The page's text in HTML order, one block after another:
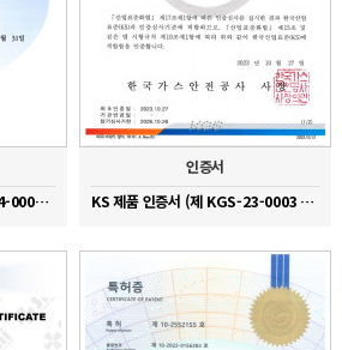
수소전문기업 확인서 (제 2024-0006호)
인증서
KS 제품 인증서 (제 KGS-23-0003 호)